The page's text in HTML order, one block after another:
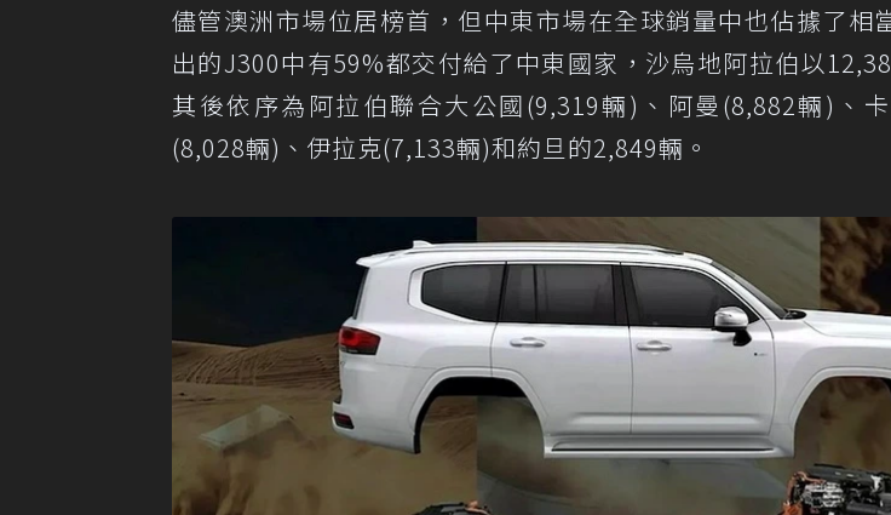
儘管澳洲市場位居榜首，但中東市場在全球銷量中也佔據了相
出的J300中有59%都交付給了中東國家，沙烏地阿拉伯以
其後依序為阿拉伯聯合大公國(9,319輛)、阿曼(8,882輛)、
(8,028輛)、伊拉克(7,133輛)和約旦的2,849輛。